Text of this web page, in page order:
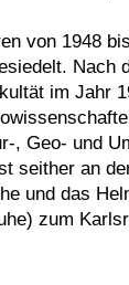
von 1948
Nach
im Jahr
, Geo- und
seither an
und das
zum